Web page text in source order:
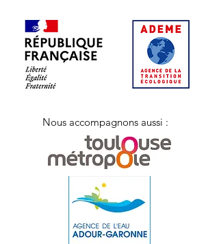
Nous accompagnons aussi :